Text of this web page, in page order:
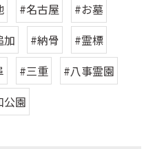
#名古屋
#お墓
加 #納骨
#霊標
#三重
#八事霊園
公園